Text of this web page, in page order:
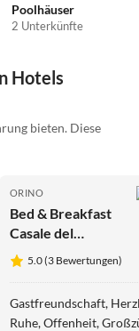
Poolhäuser
2 Unterkünfte
Hotels
bieten. Diese
ORINO
Bed & Breakfast
Casale del
Cantico
5.0 (3 Bewertungen)
Gastfreundschaft,
Ruhe, Offenheit,